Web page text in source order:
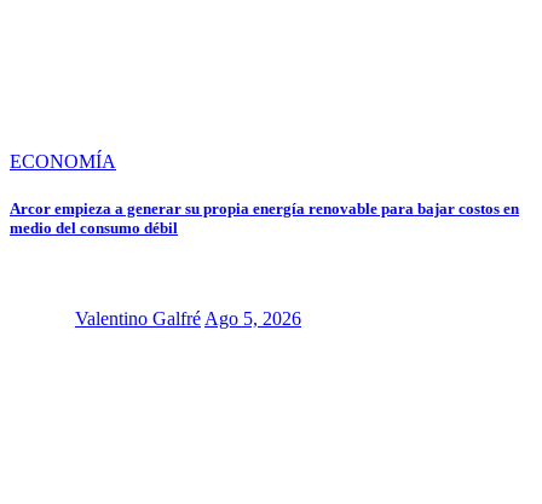
ECONOMÍA
Arcor empieza a generar su propia energía renovable para bajar costos en
medio del consumo débil
Valentino GalfréAgo 5, 2026